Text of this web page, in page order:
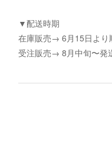
▼配送時期
在庫販売→ 6月15日より
受注販売→ 8月中旬〜発